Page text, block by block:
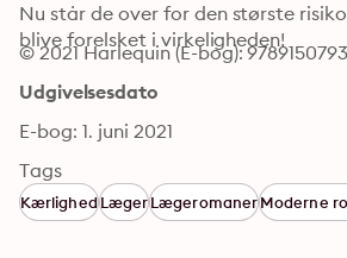
Nu står de over for den største
blive forelsket i virkeligheden!
© 2021 Harlequin (E-bog):
Udgivelsesdato
E-bog: 1. juni 2021
Tags
KærlighedLægerLægeromanerModerne